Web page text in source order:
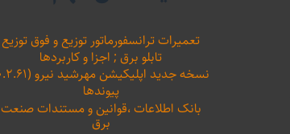
تعمیرات ترانسفورماتور توزیع و فوق توزیع
تابلو برق ; اجزا و کاربردها
نسخه جدید اپلیکیشن مهرشید نیرو (۰.۲.۶۱)
پیوندها
بانک اطلاعات ،‌قوانین و مستندات صنعت
برق